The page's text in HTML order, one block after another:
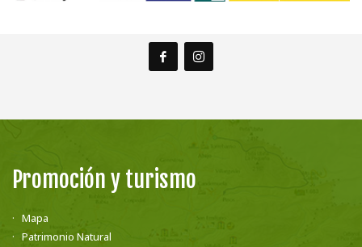
Promoción y turismo
Mapa
Patrimonio Natural